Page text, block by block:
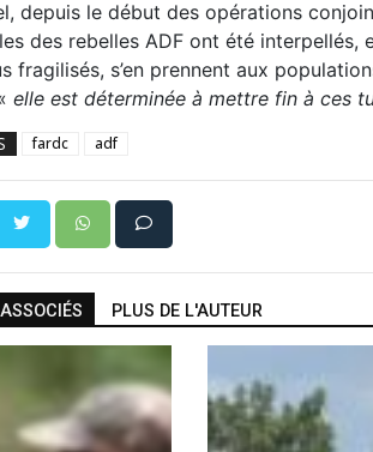
depuis le début des opérations
des rebelles ADF ont été interpellés,
fragilisés, s’en prennent aux
elle est déterminée à mettre fin à ces
fardc adf
PLUS DE L'AUTEUR